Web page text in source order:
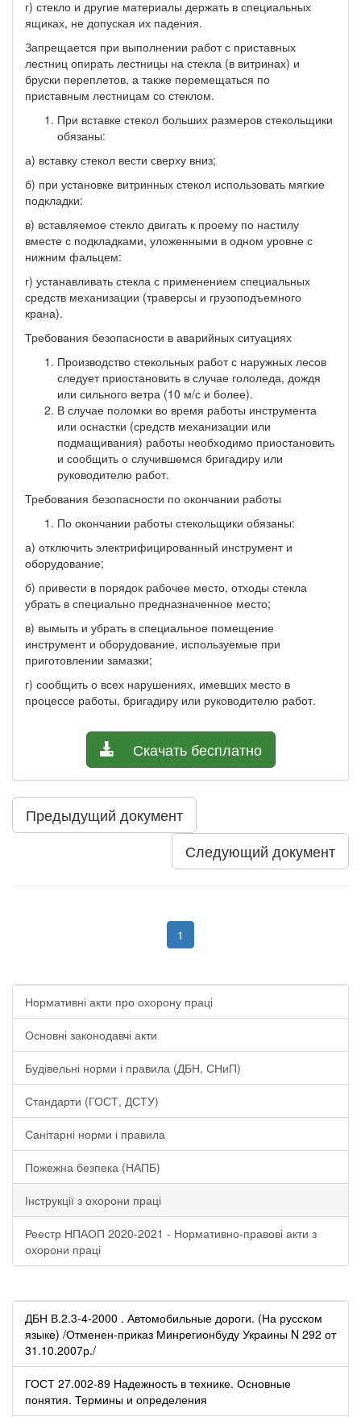
г) стекло и другие материалы держать в специальных
ящиках, не допуская их падения.
Запрещается при выполнении работ с приставных
лестниц опирать лестницы на стекла (в витринах) и
бруски переплетов, а также перемещаться по
приставным лестницам со стеклом.
При вставке стекол больших размеров стекольщики
обязаны:
а) вставку стекол вести сверху вниз;
б) при установке витринных стекол использовать мягкие
подкладки:
в) вставляемое стекло двигать к проему по настилу
вместе с подкладками, уложенными в одном уровне с
нижним фальцем:
г) устанавливать стекла с применением специальных
средств механизации (траверсы и грузоподъемного
крана).
Требования безопасности в аварийных ситуациях
Производство стекольных работ с наружных лесов
следует приостановить в случае гололеда, дождя
или сильного ветра (10 м/с и более).
В случае поломки во время работы инструмента
или оснастки (средств механизации или
подмащивания) работы необходимо приостановить
и сообщить о случившемся бригадиру или
руководителю работ.
Требования безопасности по окончании работы
По окончании работы стекольщики обязаны:
а) отключить электрифицированный инструмент и
оборудование;
б) привести в порядок рабочее место, отходы стекла
убрать в специально предназначенное место;
в) вымыть и убрать в специальное помещение
инструмент и оборудование, используемые при
приготовлении замазки;
г) сообщить о всех нарушениях, имевших место в
процессе работы, бригадиру или руководителю работ.
Скачать бесплатно
Предыдущий документ
Следующий документ
1
Нормативні акти про охорону праці
Основні законодавчі акти
Будівельні норми і правила (ДБН, СНиП)
Стандарти (ГОСТ, ДСТУ)
Санітарні норми і правила
Пожежна безпека (НАПБ)
Інструкції з охорони праці
Реестр НПАОП 2020-2021 - Нормативно-правові акти з
охорони праці
ДБН В.2.3-4-2000 . Автомобильные дороги. (На русском
языке) /Отменен-приказ Минрегионбуду Украины N 292 от
31.10.2007р./
ГОСТ 27.002-89 Надежность в технике. Основные
понятия. Термины и определения